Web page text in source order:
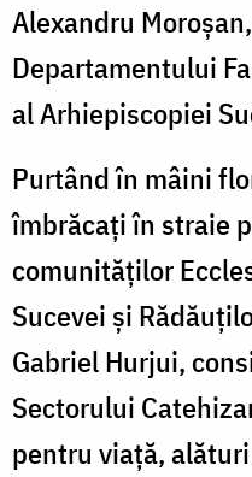
Alexandru
Departamentului
al Arhiepiscopiei
Purtând în mâini
îmbrăcați în straie
comunităților
Sucevei și
Gabriel Hurjui,
Sectorului
pentru viață,